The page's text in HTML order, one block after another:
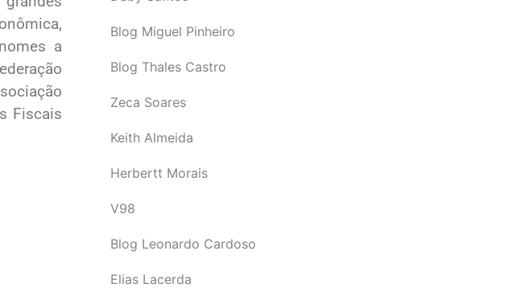
a
Fiscais
Blog Miguel Pinheiro
Blog Thales Castro
Zeca Soares
Keith Almeida
Herbertt Morais
V98
Blog Leonardo Cardoso
Elias Lacerda